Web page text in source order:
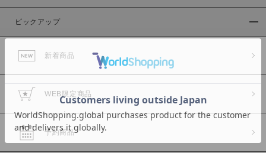
カラー
ピックアップ
新着商品
WEB限定商品
予約商品